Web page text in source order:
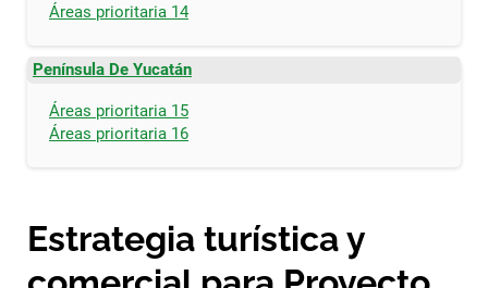
Áreas prioritaria 14
Península De Yucatán
Áreas prioritaria 15
Áreas prioritaria 16
Estrategia turística y